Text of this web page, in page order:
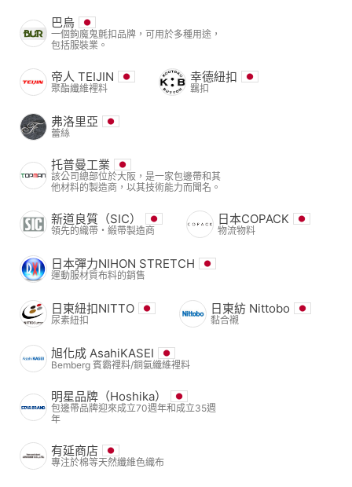
巴烏
一個鉤魔鬼氈扣品牌，可用於多種用途，
包括服裝業。
帝人 TEIJIN
聚酯纖維裡料
幸德紐扣
羈扣
弗洛里亞
蕾絲
托普曼工業
該公司總部位於大阪，是一家包邊帶和其
他材料的製造商，以其技術能力而聞名。
新道良質（SIC）
領先的織帶・緞帶製造商
日本COPACK
物流物料
日本彈力NIHON STRETCH
運動服材質布料的銷售
日東紐扣NITTO
尿素紐扣
日東紡 Nittobo
黏合襯
旭化成 AsahiKASEI
Bemberg 賓霸裡料/銅氨纖維裡料
明星品牌（Hoshika）
包邊帶品牌迎來成立70週年和成立35週
年
有延商店
專注於棉等天然纖維色織布